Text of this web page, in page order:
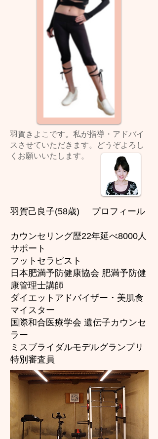
​羽賀きよこです。私が指導・アドバイ
スさせていただきます。どうぞよろし
くお願いいたします。
羽賀己良子(58歳) プロフィール
カウンセリング歴22年延べ8000人
サポート
フットセラピスト
日本肥満予防健康協会 肥満予防健
康管理士講師
ダイエットアドバイザー・美肌食
マイスター
国際和合医療学会 遺伝子カウンセ
ラー
ミスブライダルモデルグランプリ
特別審査員